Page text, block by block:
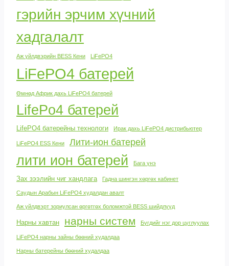
гэрийн эрчим хүчний
хадгалалт
Аж үйлдвэрийн BESS Кени LiFePO4
LiFePO4 батерей
Өмнөд Африк дахь LiFePO4 батерей
LifePo4 батерей
LifePO4 батерейны технологи Ирак дахь LiFePO4 дистрибьютер
LiFePO4 ESS Кени Лити-ион батерей
лити ион батерей Бага үнэ
Зах зээлийн чиг хандлага Гадна шингэн хөргөх кабинет
Саудын Арабын LiFePO4 худалдан авалт
Аж үйлдвэрт зориулсан өргөтгөх боломжтой BESS шийдлүүд
Нарны хавтан нарны систем Бүгдийг нэг дор цуглуулах
LiFePO4 нарны зайны бөөний худалдаа
Нарны батерейны бөөний худалдаа